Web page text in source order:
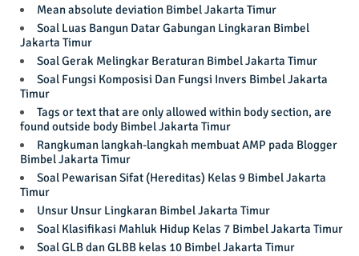
Mean absolute deviation Bimbel Jakarta Timur
Soal Luas Bangun Datar Gabungan Lingkaran Bimbel
Jakarta Timur
Soal Gerak Melingkar Beraturan Bimbel Jakarta Timur
Soal Fungsi Komposisi Dan Fungsi Invers Bimbel Jakarta
Timur
Tags or text that are only allowed within body section, are
found outside body Bimbel Jakarta Timur
Rangkuman langkah-langkah membuat AMP pada Blogger
Bimbel Jakarta Timur
Soal Pewarisan Sifat (Hereditas) Kelas 9 Bimbel Jakarta
Timur
Unsur Unsur Lingkaran Bimbel Jakarta Timur
Soal Klasifikasi Mahluk Hidup Kelas 7 Bimbel Jakarta Timur
Soal GLB dan GLBB kelas 10 Bimbel Jakarta Timur